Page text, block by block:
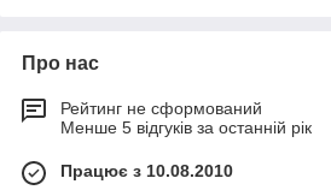
Про нас
Рейтинг не сформований
Менше 5 відгуків за останній рік
Працює з 10.08.2010